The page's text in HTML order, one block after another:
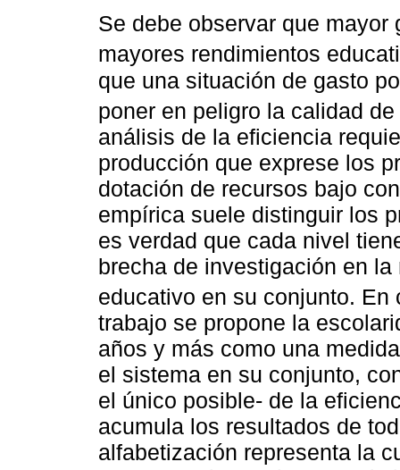
Se debe observar que
mayores rendimientos
que una situación de gasto
poner en peligro la calidad
análisis de la eficiencia
producción que exprese los
dotación de recursos bajo
empírica suele distinguir los
es verdad que cada nivel
brecha de investigación en
educativo en su conjunto.
trabajo se propone la
años y más como una
el sistema en su conjunto,
el único posible- de la
acumula los resultados de
alfabetización representa la